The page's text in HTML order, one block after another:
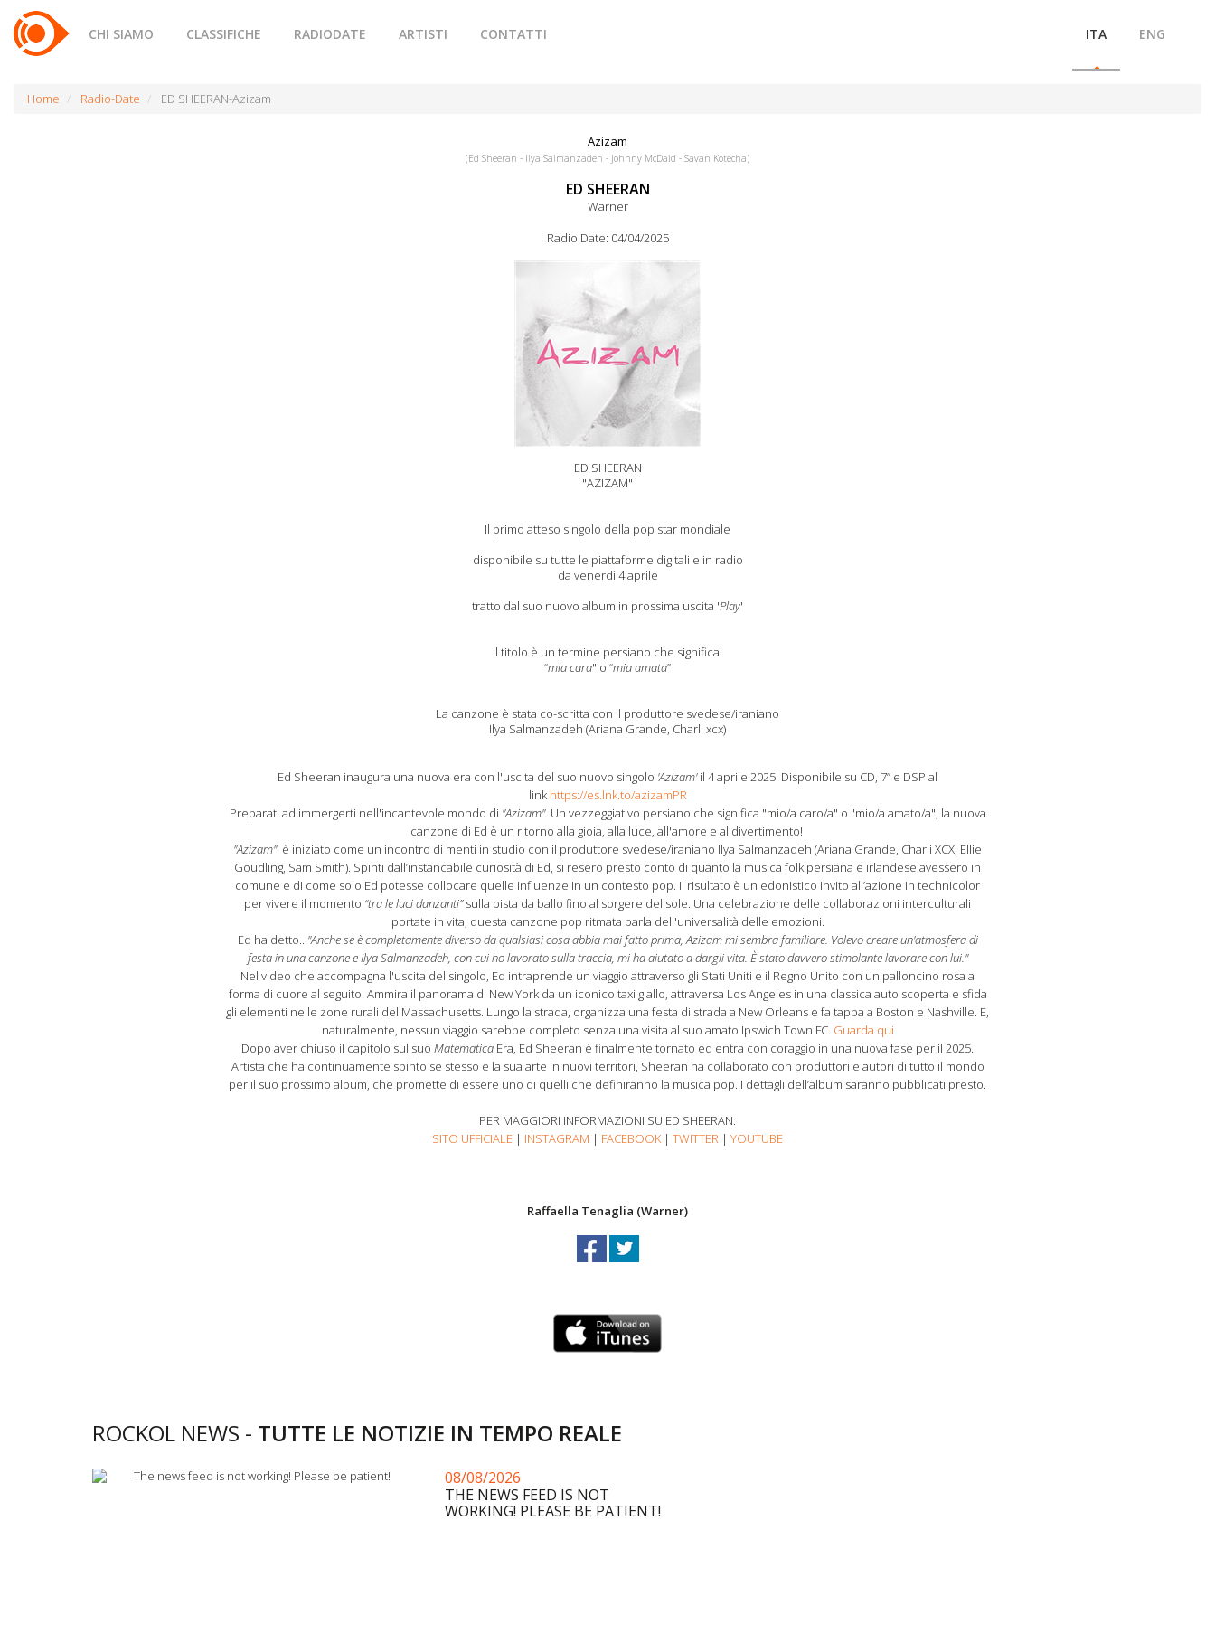
ITA ENG
CHI SIAMO CLASSIFICHE RADIODATE ARTISTI CONTATTI
Home Radio-Date ED SHEERAN-Azizam
Azizam
(Ed Sheeran - Ilya Salmanzadeh - Johnny McDaid - Savan Kotecha)
ED SHEERAN
Warner
Radio Date: 04/04/2025
ED SHEERAN
"AZIZAM"
Il primo atteso singolo della pop star mondiale
disponibile su tutte le piattaforme digitali e in radio
da venerdì 4 aprile
tratto dal suo nuovo album in prossima uscita 'Play'
Il titolo è un termine persiano che significa:
“mia cara" o “mia amata”
La canzone è stata co-scritta con il produttore svedese/iraniano
Ilya Salmanzadeh (Ariana Grande, Charli xcx)
Ed Sheeran inaugura una nuova era con l'uscita del suo nuovo singolo 'Azizam'il 4 aprile 2025. Disponibile su CD, 7” e DSP al
linkhttps://es.lnk.to/azizamPR
Preparati ad immergerti nell'incantevole mondo di "Azizam". Un vezzeggiativo persiano che significa "mio/a caro/a" o "mio/a amato/a", la nuova
canzone di Ed è un ritorno alla gioia, alla luce, all'amore e al divertimento!
"Azizam"è iniziato come un incontro di menti in studio con il produttore svedese/iraniano Ilya Salmanzadeh (Ariana Grande, Charli XCX, Ellie
Goudling, Sam Smith). Spinti dall’instancabile curiosità di Ed, si resero presto conto di quanto la musica folk persiana e irlandese avessero in
comune e di come solo Ed potesse collocare quelle influenze in un contesto pop. Il risultato è un edonistico invito all’azione in technicolor
per vivere il momento “tra le luci danzanti”sulla pista da ballo fino al sorgere del sole. Una celebrazione delle collaborazioni interculturali
portate in vita, questa canzone pop ritmata parla dell'universalità delle emozioni.
Ed ha detto..."Anche se è completamente diverso da qualsiasi cosa abbia mai fatto prima, Azizam mi sembra familiare. Volevo creare un'atmosfera di
festa in una canzone e Ilya Salmanzadeh, con cui ho lavorato sulla traccia, mi ha aiutato a dargli vita. È stato davvero stimolante lavorare con lui."
Nel video che accompagna l'uscita del singolo, Ed intraprende un viaggio attraverso gli Stati Uniti e il Regno Unito con un palloncino rosa a
forma di cuore al seguito. Ammira il panorama di New York da un iconico taxi giallo, attraversa Los Angeles in una classica auto scoperta e sfida
gli elementi nelle zone rurali del Massachusetts. Lungo la strada, organizza una festa di strada a New Orleans e fa tappa a Boston e Nashville. E,
naturalmente, nessun viaggio sarebbe completo senza una visita al suo amato Ipswich Town FC. Guarda qui
Dopo aver chiuso il capitolo sul suo Matematica Era, Ed Sheeran è finalmente tornato ed entra con coraggio in una nuova fase per il 2025.
Artista che ha continuamente spinto se stesso e la sua arte in nuovi territori, Sheeran ha collaborato con produttori e autori di tutto il mondo
per il suo prossimo album, che promette di essere uno di quelli che definiranno la musica pop. I dettagli dell’album saranno pubblicati presto.
PER MAGGIORI INFORMAZIONI SU ED SHEERAN:
SITO UFFICIALE | INSTAGRAM | FACEBOOK| TWITTER | YOUTUBE
Raffaella Tenaglia (Warner)
ROCKOL NEWS - TUTTE LE NOTIZIE IN TEMPO REALE
08/08/2026
THE NEWS FEED IS NOT
WORKING! PLEASE BE PATIENT!